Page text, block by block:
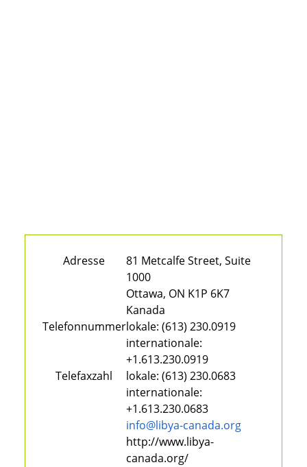
Adresse
81 Metcalfe Street, Suite
1000
Ottawa, ON K1P 6K7
Kanada
Telefonnummerlokale: (613) 230.0919
internationale:
+1.613.230.0919
Telefaxzahl
lokale: (613) 230.0683
internationale:
+1.613.230.0683
info@libya-canada.org
http://www.libya-
canada.org/